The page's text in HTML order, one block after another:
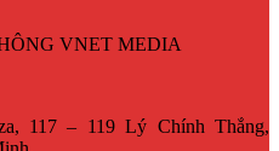
VNET MEDIA
117 – 119 Lý Chính Thắng,